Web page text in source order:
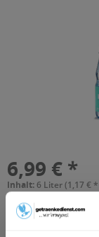
6,99 € *
Inhalt: 6 Liter (1,17 €
Vorrätig